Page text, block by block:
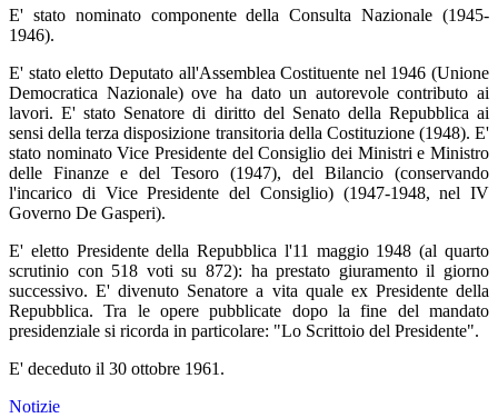
E' stato nominato componente della Consulta Nazionale (1945-
1946).
E' stato eletto Deputato all'Assemblea Costituente nel 1946 (Unione
Democratica Nazionale) ove ha dato un autorevole contributo ai
lavori. E' stato Senatore di diritto del Senato della Repubblica ai
sensi della terza disposizione transitoria della Costituzione (1948). E'
stato nominato Vice Presidente del Consiglio dei Ministri e Ministro
delle Finanze e del Tesoro (1947), del Bilancio (conservando
l'incarico di Vice Presidente del Consiglio) (1947-1948, nel IV
Governo De Gasperi).
E' eletto Presidente della Repubblica l'11 maggio 1948 (al quarto
scrutinio con 518 voti su 872): ha prestato giuramento il giorno
successivo. E' divenuto Senatore a vita quale ex Presidente della
Repubblica. Tra le opere pubblicate dopo la fine del mandato
presidenziale si ricorda in particolare: "Lo Scrittoio del Presidente".
E' deceduto il 30 ottobre 1961.
Notizie